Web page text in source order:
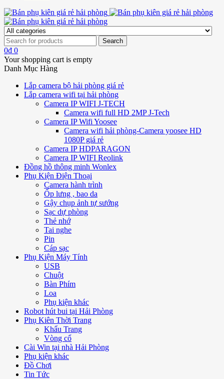
0₫ 0
Your shopping cart is empty
Danh Mục Hàng
Lắp camera bộ hải phòng giá rẻ
Lắp camera wifi tại hải phòng
Camera IP WIFI J-TECH
Camera wifi full HD 2MP J-Tech
Camera IP Wifi Yoosee
Camera wifi hải phòng-Camera yoosee HD
1080P giá rẻ
Camera IP HDPARAGON
Camera IP WIFI Reolink
Đồng hồ thông minh Wonlex
Phụ Kiện Điện Thoại
Camera hành trình
Ốp lưng , bao da
Gậy chụp ảnh tự sướng
Sạc dự phòng
Thẻ nhớ
Tai nghe
Pin
Cáp sạc
Phụ Kiện Máy Tính
USB
Chuột
Bàn Phím
Loa
Phụ kiện khác
Robot hút bui tại Hải Phòng
Phụ Kiên Thời Trang
Khẩu Trang
Vòng cổ
Cài Win tại nhà Hải Phòng
Phụ kiện khác
Đồ Chơi
Tin Tức